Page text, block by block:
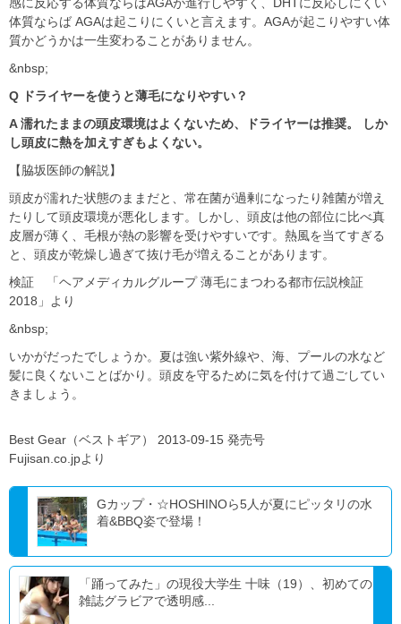
体質ならば AGAは起こりにくいと言えます。AGAが起こりやすい体
質かどうかは一生変わることがありません。
&nbsp;
Q ドライヤーを使うと薄毛になりやすい？
A 濡れたままの頭皮環境はよくないため、ドライヤーは推奨。 しか
し頭皮に熱を加えすぎもよくない。
【脇坂医師の解説】
頭皮が濡れた状態のままだと、常在菌が過剰になったり雑菌が増え
たりして頭皮環境が悪化します。しかし、頭皮は他の部位に比べ真
皮層が薄く、毛根が熱の影響を受けやすいです。熱風を当てすぎる
と、頭皮が乾燥し過ぎて抜け毛が増えることがあります。
検証 「ヘアメディカルグループ 薄毛にまつわる都市伝説検証
2018」より
&nbsp;
いかがだったでしょうか。夏は強い紫外線や、海、プールの水など
髪に良くないことばかり。頭皮を守るために気を付けて過ごしてい
きましょう。
Best Gear（ベストギア） 2013-09-15 発売号
Fujisan.co.jpより
Gカップ・☆HOSHINOら5人が夏にピッタリの水
着&BBQ姿で登場！
「踊ってみた」の現役大学生 十味（19）、初めての
雑誌グラビアで透明感...